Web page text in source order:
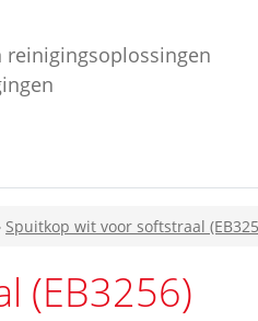
reinigingsoplossingen
Spuitkop wit voor softstraal
(EB3256)